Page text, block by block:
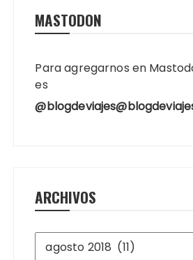
MASTODON
Para agregarnos en
es
ARCHIVOS
Archivos